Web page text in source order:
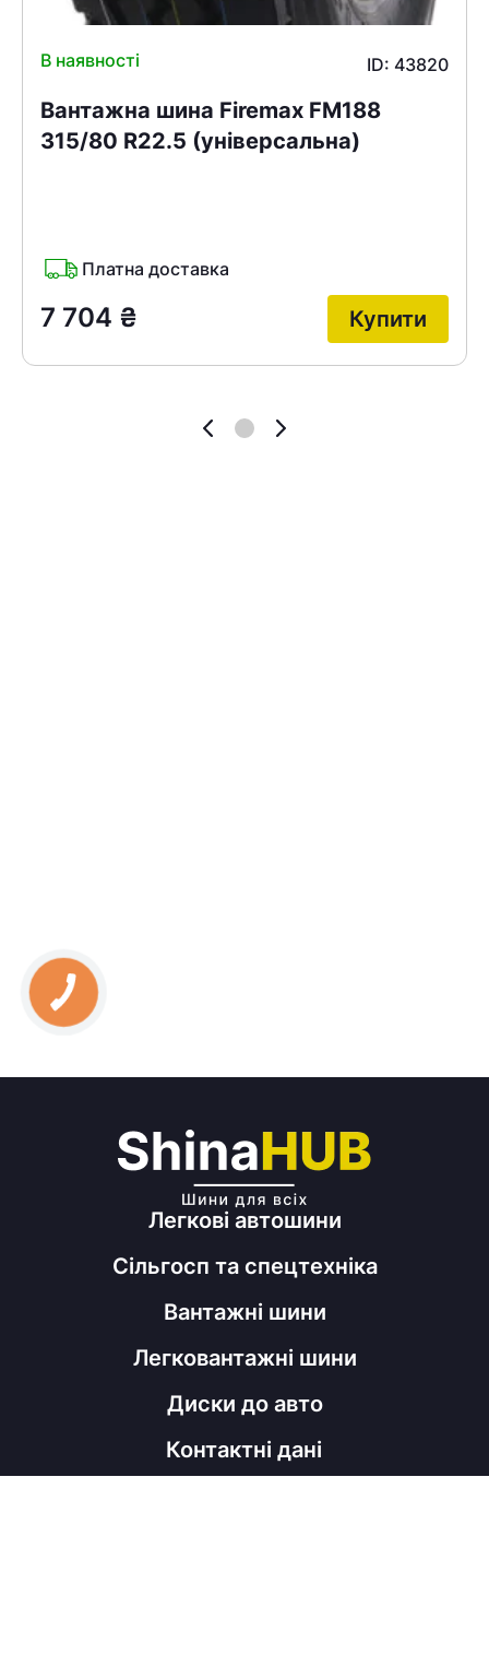
В наявності ID: 43820
Вантажна шина Firemax FM188
315/80 R22.5 (універсальна)
Платна доставка
7 704 ₴ Купити
Легкові автошини
Сільгосп та спецтехніка
Вантажні шини
Легковантажні шини
Диски до авто
Контактні дані